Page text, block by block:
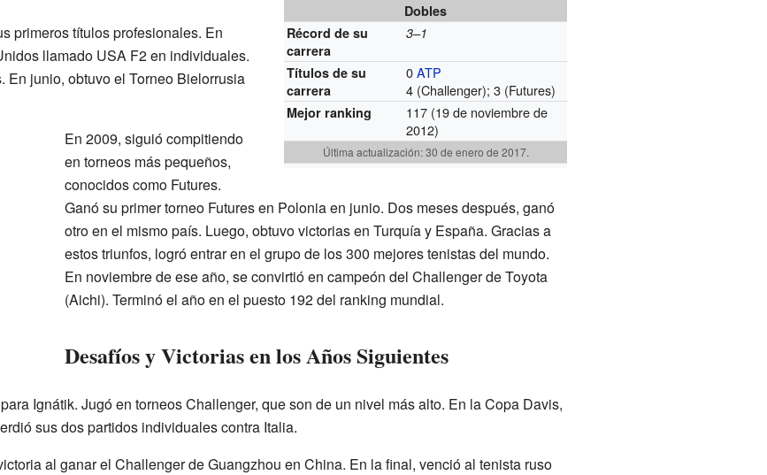
Dobles
Récord de su
carrera
3–1
Títulos de su
carrera
0ATP
4 (Challenger); 3 (Futures)
Mejor ranking
117 (19 de noviembre de
2012)
Última actualización: 30 de enero de 2017.
primeros títulos profesionales. En
llamado USA F2 en individuales.
En junio, obtuvo el Torneo Bielorrusia
En 2009, siguió compitiendo
en torneos más pequeños,
conocidos como Futures.
Ganó su primer torneo Futures en Polonia en junio. Dos meses después, ganó
otro en el mismo país. Luego, obtuvo victorias en Turquía y España. Gracias a
estos triunfos, logró entrar en el grupo de los 300 mejores tenistas del mundo.
En noviembre de ese año, se convirtió en campeón del Challenger de Toyota
(Aichi). Terminó el año en el puesto 192 del ranking mundial.
Desafíos y Victorias en los Años Siguientes
Ignátik. Jugó en torneos Challenger, que son de un nivel más alto. En la Copa Davis,
sus dos partidos individuales contra Italia.
al ganar el Challenger de Guangzhou en China. En la final, venció al tenista ruso